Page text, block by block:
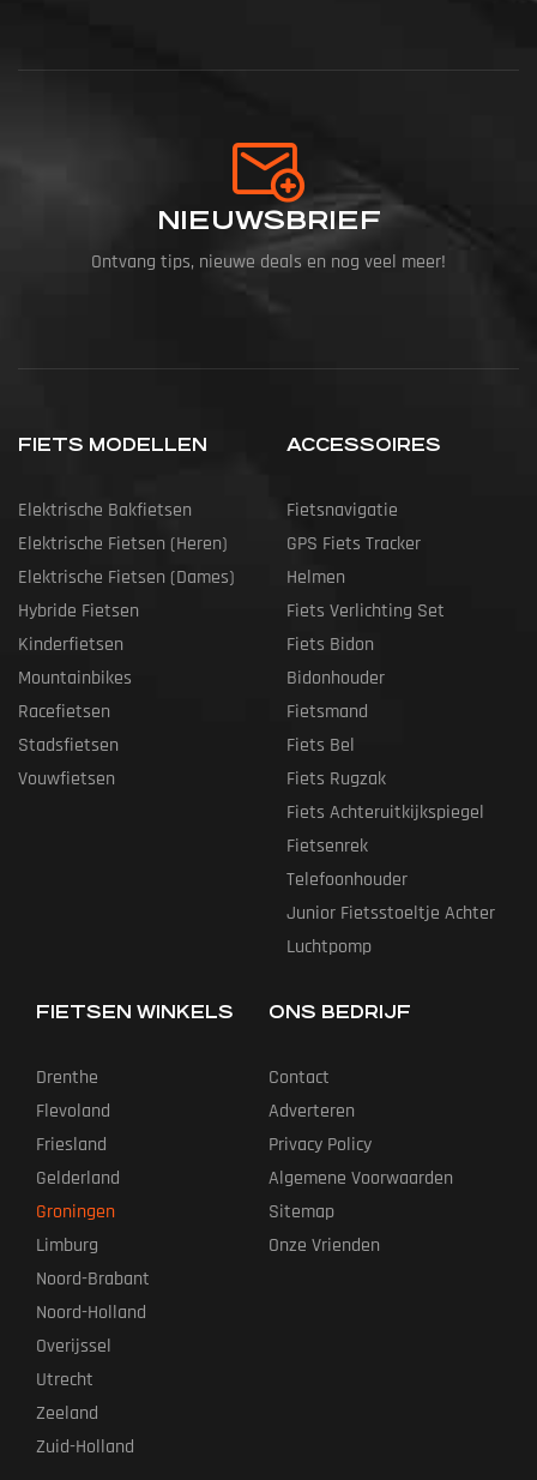
NIEUWSBRIEF
Ontvang tips, nieuwe deals en nog veel meer!
FIETS MODELLEN
Elektrische Bakfietsen
Elektrische Fietsen (heren)
Elektrische Fietsen (dames)
Hybride Fietsen
Kinderfietsen
Mountainbikes
Racefietsen
Stadsfietsen
Vouwfietsen
ACCESSOIRES
Fietsnavigatie
GPS Fiets Tracker
Helmen
Fiets Verlichting Set
Fiets Bidon
Bidonhouder
Fietsmand
Fiets Bel
Fiets Rugzak
Fiets Achteruitkijkspiegel
Fietsenrek
Telefoonhouder
Junior Fietsstoeltje Achter
Luchtpomp
FIETSEN WINKELS
Drenthe
Flevoland
Friesland
Gelderland
Groningen
Limburg
Noord-Brabant
Noord-Holland
Overijssel
Utrecht
Zeeland
Zuid-Holland
ONS BEDRIJF
Contact
Adverteren
Privacy Policy
Algemene Voorwaarden
Sitemap
Onze Vrienden